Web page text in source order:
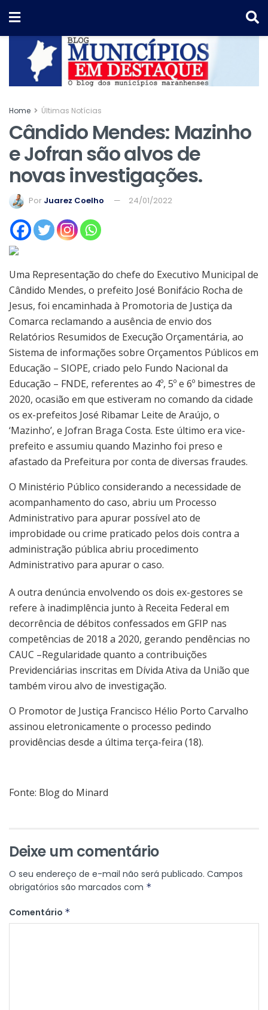
Home Últimas Notícias
Cândido Mendes: Mazinho
e Jofran são alvos de
novas investigações.
Por Juarez Coelho 24/01/2022
Uma Representação do chefe do Executivo Municipal de
Cândido Mendes, o prefeito José Bonifácio Rocha de
Jesus, foi encaminhada à Promotoria de Justiça da
Comarca reclamando a ausência de envio dos
Relatórios Resumidos de Execução Orçamentária, ao
Sistema de informações sobre Orçamentos Públicos em
Educação – SIOPE, criado pelo Fundo Nacional da
Educação – FNDE, referentes ao 4º, 5º e 6º bimestres de
2020, ocasião em que estiveram no comando da cidade
os ex-prefeitos José Ribamar Leite de Araújo, o
‘Mazinho’, e Jofran Braga Costa. Este último era vice-
prefeito e assumiu quando Mazinho foi preso e
afastado da Prefeitura por conta de diversas fraudes.
O Ministério Público considerando a necessidade de
acompanhamento do caso, abriu um Processo
Administrativo para apurar possível ato de
improbidade ou crime praticado pelos dois contra a
administração pública abriu procedimento
Administrativo para apurar o caso.
A outra denúncia envolvendo os dois ex-gestores se
refere à inadimplência junto à Receita Federal em
decorrência de débitos confessados em GFIP nas
competências de 2018 a 2020, gerando pendências no
CAUC –Regularidade quanto a contribuições
Previdenciárias inscritas em Dívida Ativa da União que
também virou alvo de investigação.
O Promotor de Justiça Francisco Hélio Porto Carvalho
assinou eletronicamente o processo pedindo
providências desde a última terça-feira (18).
Fonte: Blog do Minard
Deixe um comentário
O seu endereço de e-mail não será publicado. Campos
obrigatórios são marcados com *
Comentário *